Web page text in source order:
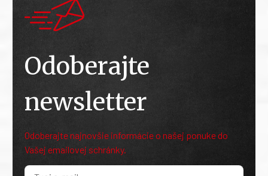
Odoberajte
newsletter
Odoberajte najnovšie informácie o našej ponuke do
Vašej emailovej schránky.